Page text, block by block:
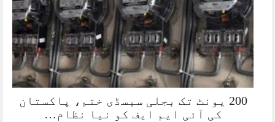
200 یونٹ تک بجلی سبسڈی ختم، پاکستان
کی آئی ایم ایف کو نیا نظام…